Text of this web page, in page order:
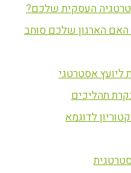
העסקית שלכם?
הארגון שלכם סוחב
תהליכים
לדוגמא